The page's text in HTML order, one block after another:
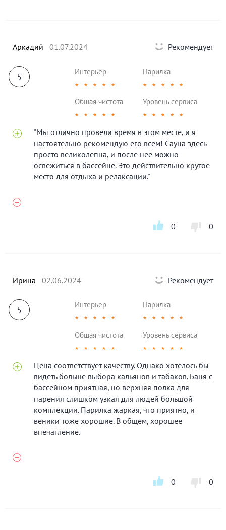
Аркадий 01.07.2024 Рекомендует
5 Интерьер
★ ★ ★ ★ ★
Парилка
★ ★ ★ ★ ★
Общая чистота
★ ★ ★ ★ ★
Уровень сервиса
★ ★ ★ ★ ★
"Мы отлично провели время в этом месте, и я
настоятельно рекомендую его всем! Сауна здесь
просто великолепна, и после неё можно
освежиться в бассейне. Это действительно крутое
место для отдыха и релаксации."
0 0
Ирина 02.06.2024 Рекомендует
5 Интерьер
★ ★ ★ ★ ★
Парилка
★ ★ ★ ★ ★
Общая чистота
★ ★ ★ ★ ★
Уровень сервиса
★ ★ ★ ★ ★
Цена соответствует качеству. Однако хотелось бы
видеть больше выбора кальянов и табаков. Баня с
бассейном приятная, но верхняя полка для
парения слишком узкая для людей большой
комплекции. Парилка жаркая, что приятно, и
веники тоже хорошие. В общем, хорошее
впечатление.
0 0